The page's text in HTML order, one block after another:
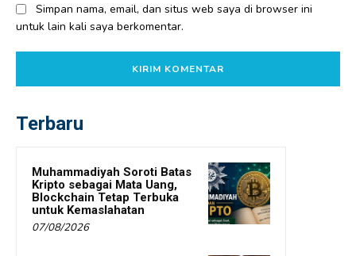
Simpan nama, email, dan situs web saya di browser ini
untuk lain kali saya berkomentar.
Terbaru
Muhammadiyah Soroti Batas
Kripto sebagai Mata Uang,
Blockchain Tetap Terbuka
untuk Kemaslahatan
07/08/2026